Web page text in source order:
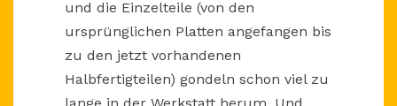
und die Einzelteile (von den
ursprünglichen Platten angefangen bis
zu den jetzt vorhandenen
Halbfertigteilen) gondeln schon viel zu